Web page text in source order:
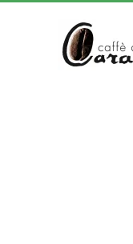
Skip to main